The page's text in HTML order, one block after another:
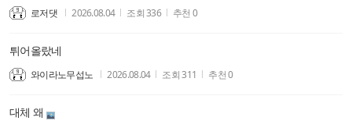
로저댓 2026.08.04 조회336 추천 0
튀어올랐네
와이라노무섭노 2026.08.04 조회311 추천0
대체 왜